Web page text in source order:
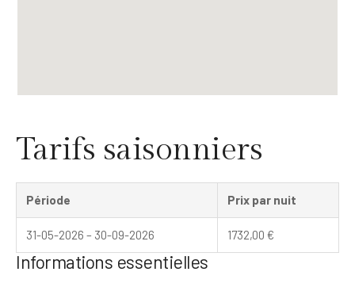
Tarifs saisonniers
Période Prix par nuit
31-05-2026 – 30-09-2026 1732,00 €
Informations essentielles